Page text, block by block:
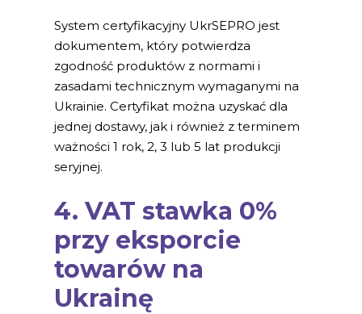
System certyfikacyjny UkrSEPRO jest
dokumentem, który potwierdza
zgodność produktów z normami i
zasadami technicznym wymaganymi na
Ukrainie. Certyfikat można uzyskać dla
jednej dostawy, jak i również z terminem
ważności 1 rok, 2, 3 lub 5 lat produkcji
seryjnej.
4. VAT stawka 0%
przy eksporcie
towarów na
Ukrainę